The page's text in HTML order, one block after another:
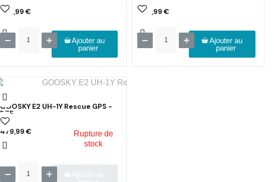
389,99 €
Ajouter au
panier
434,99 €
Ajouter au
panier
GOOSKY E2 UH-1Y Rescue GPS -
RTF
479,99 €
Rupture de
stock